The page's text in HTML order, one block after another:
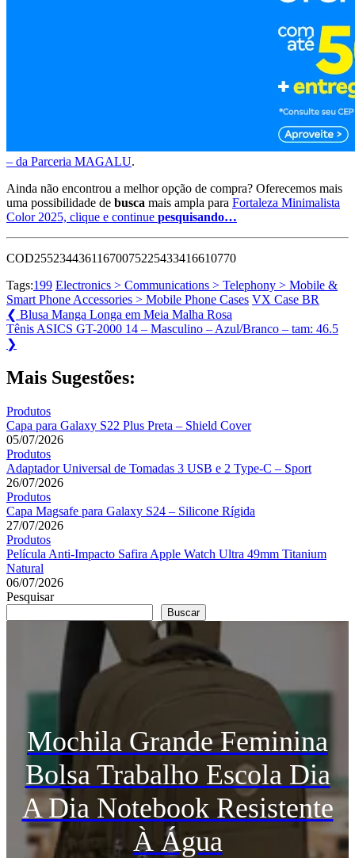
– da Parceria MAGALU.
Ainda não encontrou a melhor opção de compra? Oferecemos mais
uma possibilidade de busca mais ampla para Fortaleza Minimalista
Color 2025, clique e continue pesquisando…
COD25523443611670075225433416610770
Tags:199 Electronics > Communications > Telephony > Mobile &
Smart Phone Accessories > Mobile Phone Cases VX Case BR
Navegação
de
❮ Previous
Post:
Blusa Manga Longa em Meia Malha Rosa
Next
Post:
Tênis ASICS GT-2000 14 – Masculino – Azul/Branco – tam: 46.5
❯
Mais Sugestões:
Produtos
Capa para Galaxy S22 Plus Preta – Shield Cover
05/07/2026
Produtos
Adaptador Universal de Tomadas 3 USB e 2 Type-C – Sport
26/07/2026
Produtos
Capa Magsafe para Galaxy S24 – Silicone Rígida
27/07/2026
Produtos
Película Anti-Impacto Safira Apple Watch Ultra 49mm Titanium
Natural
06/07/2026
Pesquisar
Buscar
Mochila Grande Feminina
Bolsa Trabalho Escola Dia
A Dia Notebook Resistente
À Água